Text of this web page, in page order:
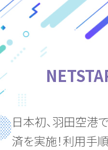
日本初、羽田空港
済を実施！利用手